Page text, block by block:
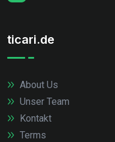
ticari.de
About Us
Unser Team
Kontakt
Terms